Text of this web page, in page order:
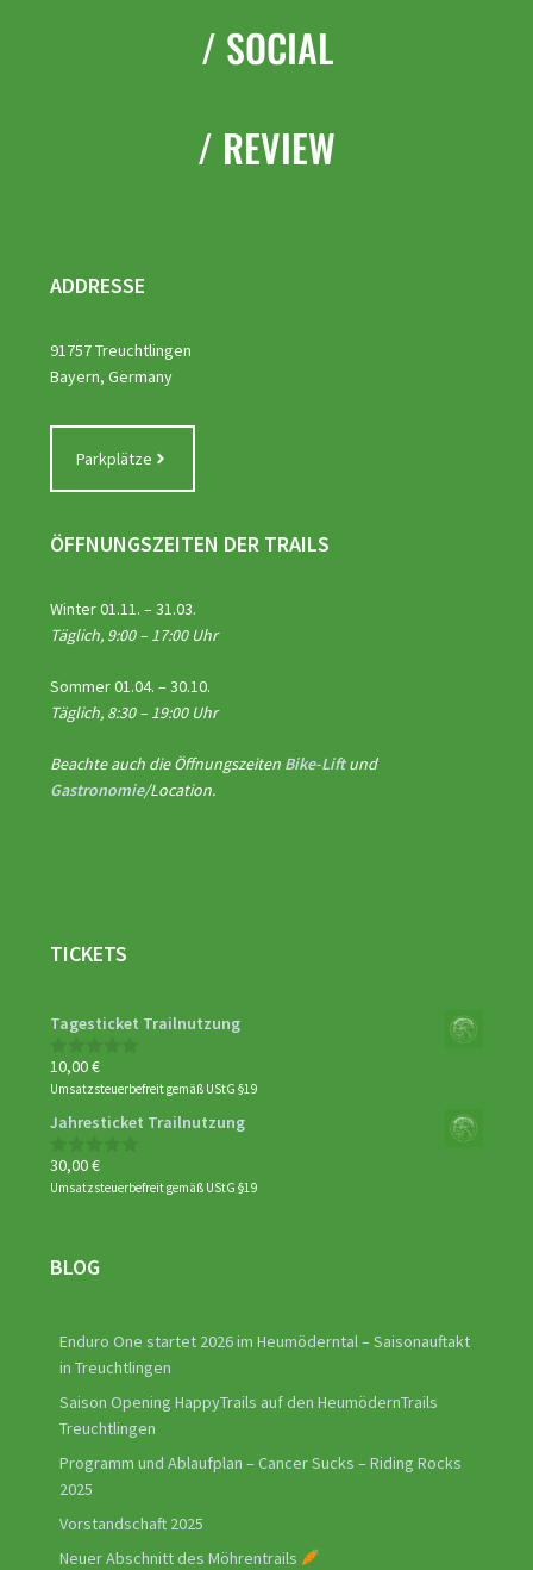
/ SOCIAL
/ REVIEW
ADDRESSE
91757 Treuchtlingen
Bayern, Germany
Parkplätze
ÖFFNUNGSZEITEN DER TRAILS
Winter 01.11. – 31.03.
Täglich, 9:00 – 17:00 Uhr
Sommer 01.04. – 30.10.
Täglich, 8:30 – 19:00 Uhr
Beachte auch die Öffnungszeiten Bike-Lift und
Gastronomie/Location.
TICKETS
Tagesticket Trailnutzung
0
von
10,00€
Umsatzsteuerbefreit gemäß UStG §19
Jahresticket Trailnutzung
0
von
30,00€
Umsatzsteuerbefreit gemäß UStG §19
BLOG
Enduro One startet 2026 im Heumöderntal – Saisonauftakt
in Treuchtlingen
Saison Opening HappyTrails auf den HeumödernTrails
Treuchtlingen
Programm und Ablaufplan – Cancer Sucks – Riding Rocks
2025
Vorstandschaft 2025
Neuer Abschnitt des Möhrentrails